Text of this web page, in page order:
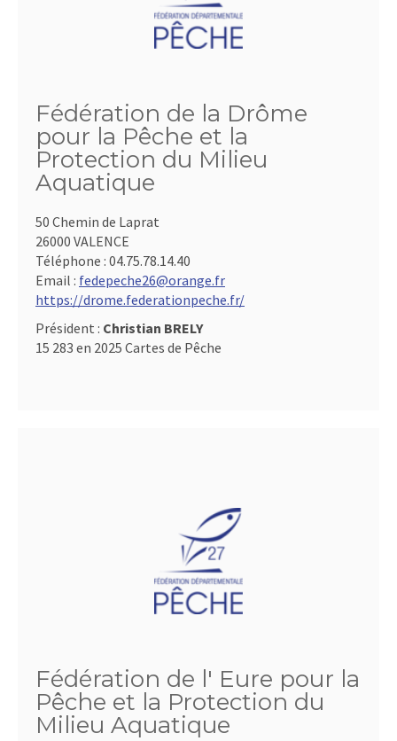
Fédération de la Drôme
pour la Pêche et la
Protection du Milieu
Aquatique
50 Chemin de Laprat
26000 VALENCE
Téléphone : 04.75.78.14.40
Email : fedepeche26@orange.fr
https://drome.federationpeche.fr/
Président : Christian BRELY
15 283 en 2025 Cartes de Pêche
Fédération de l' Eure pour la
Pêche et la Protection du
Milieu Aquatique